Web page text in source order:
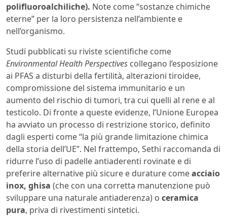
polifluoroalchiliche). Note come “sostanze chimiche
eterne” per la loro persistenza nell’ambiente e
nell’organismo.
Studi pubblicati su riviste scientifiche come
Environmental Health Perspectives collegano l’esposizione
ai PFAS a disturbi della fertilità, alterazioni tiroidee,
compromissione del sistema immunitario e un
aumento del rischio di tumori, tra cui quelli al rene e al
testicolo. Di fronte a queste evidenze, l’Unione Europea
ha avviato un processo di restrizione storico, definito
dagli esperti come “la più grande limitazione chimica
della storia dell’UE”. Nel frattempo, Sethi raccomanda di
ridurre l’uso di padelle antiaderenti rovinate e di
preferire alternative più sicure e durature comeacciaio
inox, ghisa (che con una corretta manutenzione può
sviluppare una naturale antiaderenza) o ceramica
pura, priva di rivestimenti sintetici.